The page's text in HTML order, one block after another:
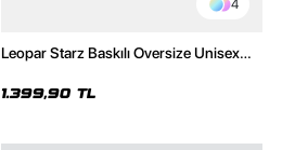
4
Leopar Starz Baskılı Oversize Unisex
1.399,90 TL